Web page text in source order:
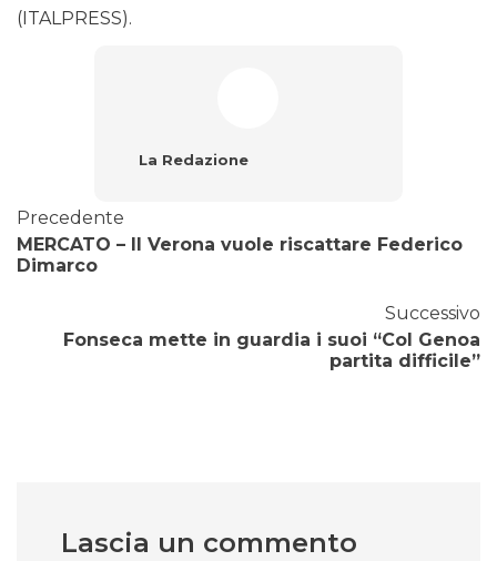
(ITALPRESS).
La Redazione
Precedente
MERCATO – Il Verona vuole riscattare Federico
Dimarco
Successivo
Fonseca mette in guardia i suoi “Col Genoa
partita difficile”
Lascia un commento